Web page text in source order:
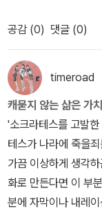
를 향해 치밀하게 계
다소 느슨한 구조로 (
약, 스승 공자(孔子,
貢, BCE
42~480)에 크세노
가 솔선수범하고 대
말했는데, 나의 이런
을 기록하려 한다.
물을 바치거나 조사
람들에게 델포이의
폰, <소크라테스 회
다른 저작 <키로파
12)를 읽었다. <페르
(저자가 페르시아에
로파에디아>는 한
부담 없이 읽혔다. '이
그렇거니와, 그의 글
되었다. 크세노폰은
과 허구의 경계를 넘
무엇을 위해? 그 ‘무
보듯 <키로파에디아
의 혈통, 타고난 자질
하며, 경건이란 무엇
추함이란 무엇인가,
이며 광기란 무엇인
무엇이고 정치가란
그 밖에 그가 보기에
는 자는 노예라고 불
공감 (0) 댓글 (0)
timeroad
캐묻지 않는 삶은 가
'소크라테스를 고발
테스가 나라에 죽을
가끔 이상하게 생각
화로 만든다면 이 부
분에 자막이나 내레